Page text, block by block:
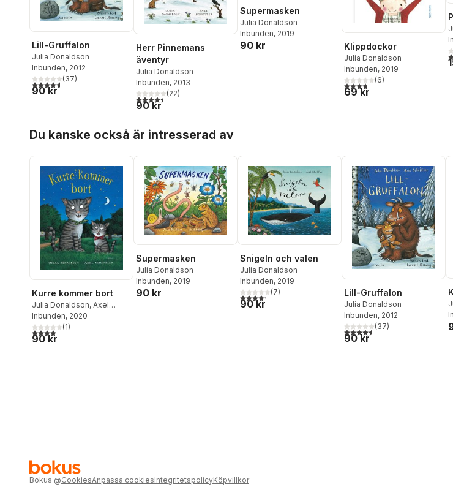
Lill-Gruffalon
Julia Donaldson
Inbunden, 2012
4,6utav 5 stjärnor. Totalt antal röster:
(37)
90 kr
Herr Pinnemans
äventyr
Julia Donaldson
Inbunden, 2013
4,5utav 5 stjärnor. Totalt antal röster:
(22)
90 kr
Supermasken
Julia Donaldson
Inbunden, 2019
90 kr Klippdockor
Julia Donaldson
Inbunden, 2019
3,8utav 5 stjärnor. Totalt antal
(6)
69 kr
Du kanske också är intresserad av
Kurre kommer bort
Julia Donaldson, Axel
Scheffler
Inbunden, 2020
4,0utav 5 stjärnor. Totalt antal röster:
(1)
90 kr
Supermasken
Julia Donaldson
Inbunden, 2019
90 kr
Snigeln och valen
Julia Donaldson
Inbunden, 2019
4,3utav 5 stjärnor. Totalt antal röster:
(7)
90 kr
Lill-Gruffalon
Julia Donaldson
Inbunden, 2012
4,6utav 5 stjärnor. Totalt antal
(37)
90 kr
Bokus @CookiesAnpassa cookiesIntegritetspolicyKöpvillkor